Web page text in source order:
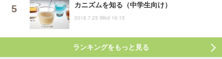
カニズムを知る（中学生向け）
2018.7.25 Wed 16:15
ランキングをもっと見る